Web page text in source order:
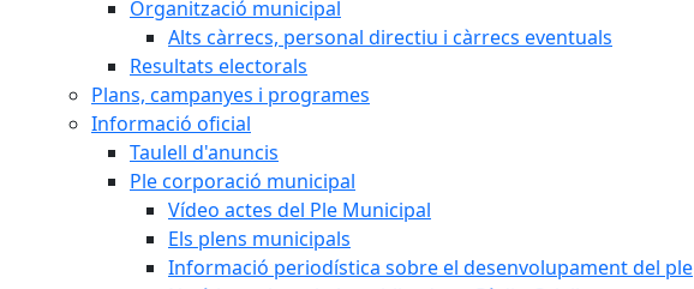
Organització municipal
Alts càrrecs, personal directiu i càrrecs eventuals
Resultats electorals
Plans, campanyes i programes
Informació oficial
Taulell d'anuncis
Ple corporació municipal
Vídeo actes del Ple Municipal
Els plens municipals
Informació periodística sobre el desenvolupament del ple